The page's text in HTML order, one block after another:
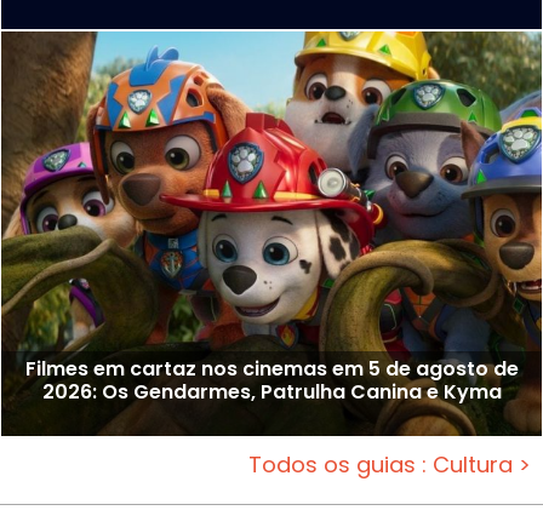
Filmes em cartaz nos cinemas em 5 de agosto de
2026: Os Gendarmes, Patrulha Canina e Kyma
Todos os guias : Cultura >